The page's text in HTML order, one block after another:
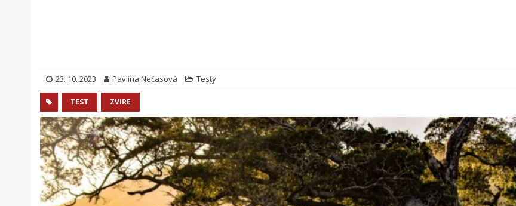
23. 10. 2023 Pavlína Nečasová Testy
TEST ZVIRE